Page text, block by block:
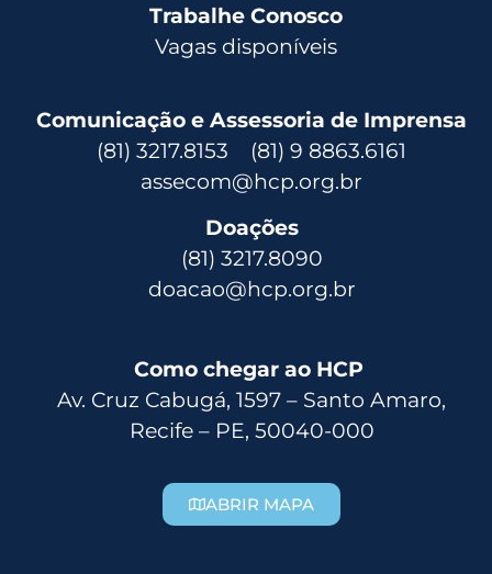
Trabalhe Conosco
Vagas disponíveis
Comunicação e Assessoria de Imprensa
(81) 3217.8153 (81) 9 8863.6161
assecom@hcp.org.br
Doações
(81) 3217.8090
doacao@hcp.org.br
Como chegar ao HCP
Av. Cruz Cabugá, 1597 – Santo Amaro,
Recife – PE, 50040-000
ABRIR MAPA